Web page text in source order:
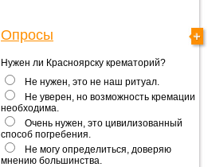
Опросы
Нужен ли Красноярску крематорий?
Не нужен, это не наш ритуал.
Не уверен, но возможность кремации
необходима.
Очень нужен, это цивилизованный
способ погребения.
Не могу определиться, доверяю
мнению большинства.